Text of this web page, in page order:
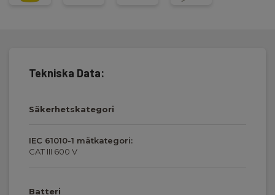
Tekniska Data:
Säkerhetskategori
IEC 61010-1 mätkategori:
CAT III 600 V
Batteri